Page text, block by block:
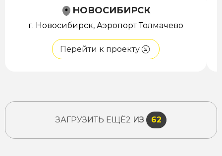
НОВОСИБИРСК
г. Новосибирск, Аэропорт Толмачево
Перейти к проекту
ЗАГРУЗИТЬ ЕЩЁ2 ИЗ 62